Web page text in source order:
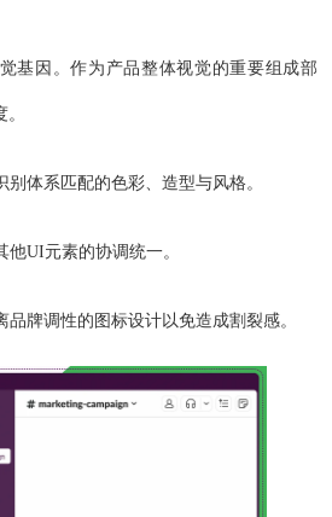
基因。作为产品整体视觉的重要组成部
体系匹配的色彩、造型与风格。
UI元素的协调统一。
牌调性的图标设计以免造成割裂感。